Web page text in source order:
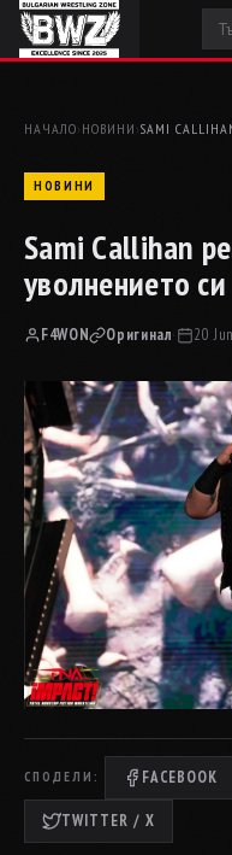
НАЧАЛО› НОВИНИ ›SAMI
НОВИНИ
Sami Callihan
уволнението си
F4WON Оригинал· 20
СПОДЕЛИ: FACEBOOK
TWITTER / X